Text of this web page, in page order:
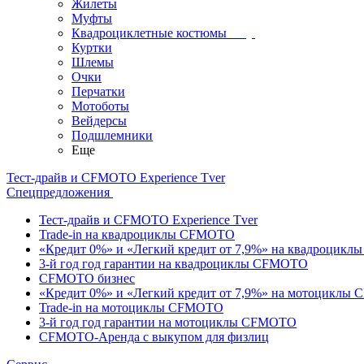
Жилеты
Муфты
Квадроциклетные костюмы
Куртки
Шлемы
Очки
Перчатки
Мотоботы
Вейдерсы
Подшлемники
Еще
Тест-драйв и CFMOTO Experience Tver
Спецпредложения
Тест-драйв и CFMOTO Experience Tver
Trade-in на квадроциклы CFMOTO
«Кредит 0%» и «Легкий кредит от 7,9%» на
3-й год год гарантии на квадроциклы CFMOTO
CFMOTO бизнес
«Кредит 0%» и «Легкий кредит от 7,9%» на мотоциклы
Trade-in на мотоциклы CFMOTO
3-й год год гарантии на мотоциклы CFMOTO
CFMOTO-Аренда с выкупом для физлиц